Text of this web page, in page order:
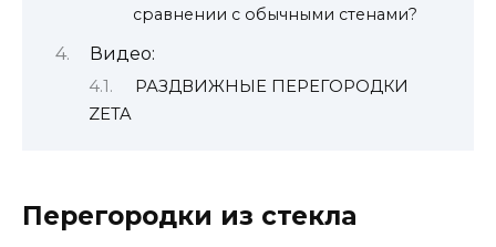
сравнении с обычными стенами?
Видео:
РАЗДВИЖНЫЕ ПЕРЕГОРОДКИ
ZETA
Перегородки из стекла